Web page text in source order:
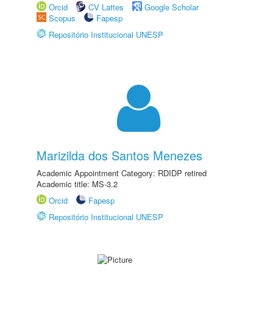
Orcid
CV Lattes
Google Scholar
Scopus
Fapesp
Repositório Institucional UNESP
Marizilda dos Santos Menezes
Academic Appointment Category: RDIDP retired
Academic title: MS-3.2
Orcid
Fapesp
Repositório Institucional UNESP